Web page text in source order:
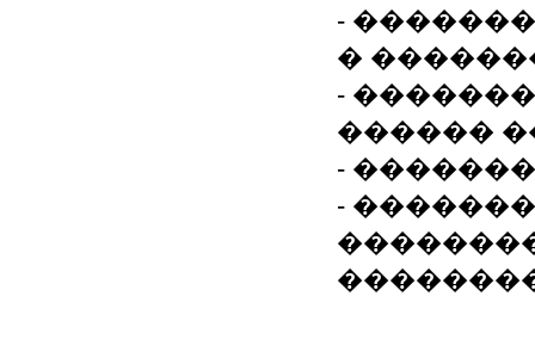
-
�
-
������
-
-